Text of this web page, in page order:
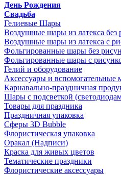
День Рождения
Свадьба
Гелиевые Шары
Воздушные шары из латекса без
Воздушные шары из латекса с
Фольгированные шары без
Фольгированные шары с
Гелий и оборудование
Аксессуары и вспомогательные
Карнавально-праздничная
Шары с подсветкой
Товары для праздника
Праздничная упаковка
Сферы 3D Bubble
Флористическая упаковка
Оракал (Надписи)
Краска для живых цветов
Тематические праздники
Флористические аксессуары